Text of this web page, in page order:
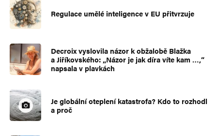
Regulace umělé inteligence v EU přitvrzuje
Decroix vyslovila názor k obžalobě Blažka
a Jiříkovského: „Názor je jak díra víte kam …,“
napsala v plavkách
Je globální oteplení katastrofa? Kdo to rozhodl
a proč